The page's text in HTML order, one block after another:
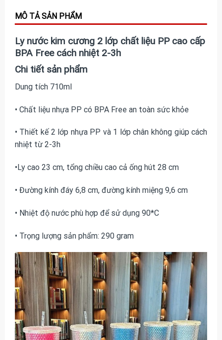
Ly nước kim cương 2 lớp chất liệu PP cao cấp
BPA Free cách nhiệt 2-3h
Chi tiết sản phẩm
Dung tích 710ml
• Chất liệu nhựa PP có BPA Free an toàn sức khỏe
• Thiết kế 2 lớp nhựa PP và 1 lớp chân không giúp cách
nhiệt từ 2-3h
•Ly cao 23 cm, tổng chiều cao cả ống hút 28 cm
• Đường kính đáy 6,8 cm, đường kính miệng 9,6 cm
• Nhiệt độ nước phù hợp để sử dụng 90*C
• Trọng lượng sản phẩm: 290 gram